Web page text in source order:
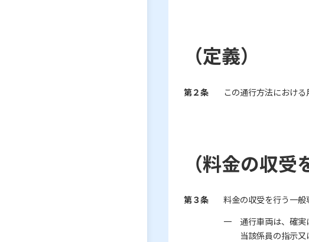
（定義）
第２条 この通行方法におけ
（料金の収
第３条
料金の収受を行う一般
一 通行車両は、確実
当該係員の指示